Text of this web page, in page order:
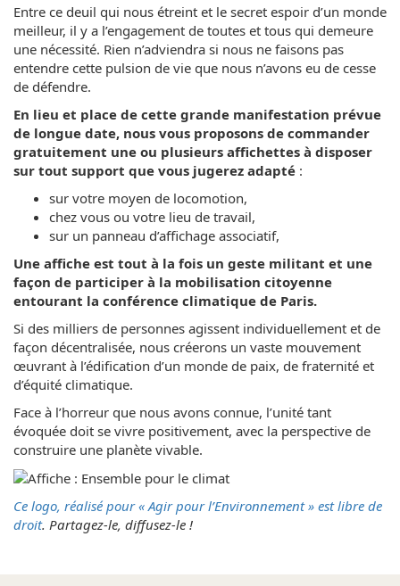
Entre ce deuil qui nous étreint et le secret espoir d’un monde
meilleur, il y a l’engagement de toutes et tous qui demeure
une nécessité. Rien n’adviendra si nous ne faisons pas
entendre cette pulsion de vie que nous n’avons eu de cesse
de défendre.
En lieu et place de cette grande manifestation prévue
de longue date, nous vous proposons de commander
gratuitement une ou plusieurs affichettes à disposer
sur tout support que vous jugerez adapté :
sur votre moyen de locomotion,
chez vous ou votre lieu de travail,
sur un panneau d’affichage associatif,
Une affiche est tout à la fois un geste militant et une
façon de participer à la mobilisation citoyenne
entourant la conférence climatique de Paris.
Si des milliers de personnes agissent individuellement et de
façon décentralisée, nous créerons un vaste mouvement
œuvrant à l’édification d’un monde de paix, de fraternité et
d’équité climatique.
Face à l’horreur que nous avons connue, l’unité tant
évoquée doit se vivre positivement, avec la perspective de
construire une planète vivable.
Ce logo, réalisé pour « Agir pour l’Environnement » est libre de
droit. Partagez-le, diffusez-le !